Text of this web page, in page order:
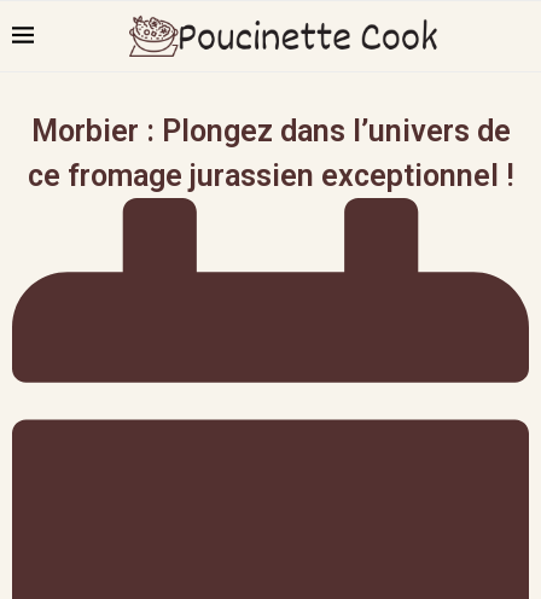
Morbier : Plongez dans l’univers de
ce fromage jurassien exceptionnel !